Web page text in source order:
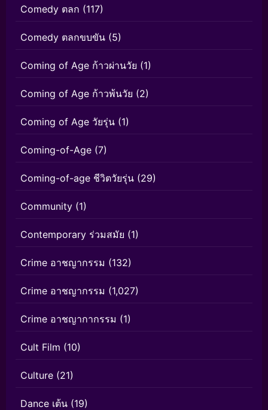
Comedy ตลก (117)
Comedy ตลกขบขัน (5)
Coming of Age ก้าวผ่านวัย (1)
Coming of Age ก้าวพ้นวัย (2)
Coming of Age วัยรุ่น (1)
Coming-of-Age (7)
Coming-of-age ชีวิตวัยรุ่น (29)
Community (1)
Contemporary ร่วมสมัย (1)
Crime อาชญากรรม (132)
Crime อาชญากรรม (1,027)
Crime อาชญากากรรม (1)
Cult Film (10)
Culture (21)
Dance เต้น (19)